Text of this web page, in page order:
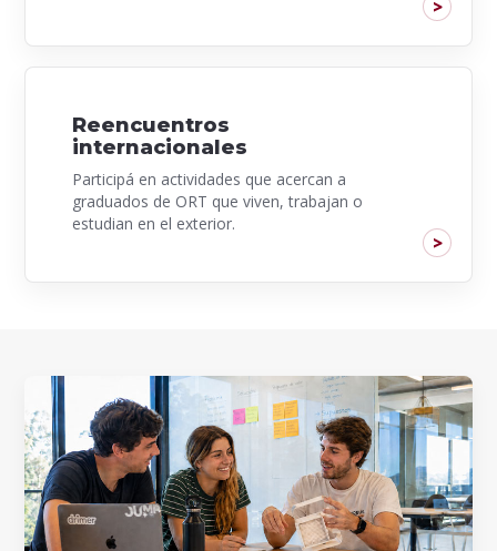
Reencuentros
internacionales
Participá en actividades que acercan a
graduados de ORT que viven, trabajan o
estudian en el exterior.